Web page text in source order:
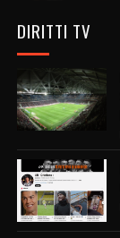
DIRITTI TV